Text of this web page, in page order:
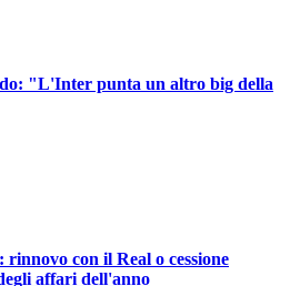
"L'Inter punta un altro big della
con il Real o cessione
affari dell'anno